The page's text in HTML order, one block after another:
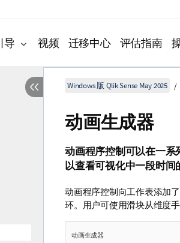
导 视频 迁移中心 评估指南
Windows 版 Qlik Sense May 2025
动画生成器
动画程序控制可以在一
以查看可视化中一段时间
动画程序控制向工作表添加
环。用户可使用滑块从维度
动画生成器